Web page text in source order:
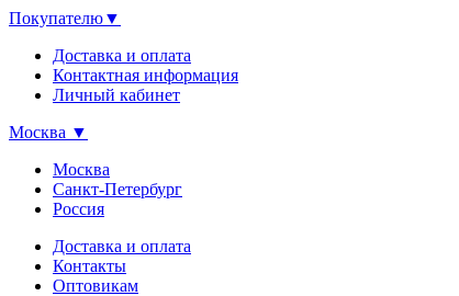
Покупателю▼
Доставка и оплата
Контактная информация
Личный кабинет
Москва ▼
Москва
Санкт-Петербург
Россия
Доставка и оплата
Контакты
Оптовикам